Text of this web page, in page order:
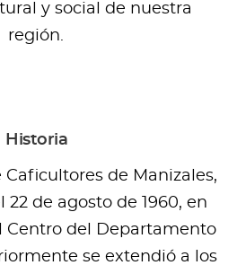
y social de nuestra
región.
Historia
Caficultores de Manizales,
de agosto de 1960, en
Centro del Departamento
se extendió a los